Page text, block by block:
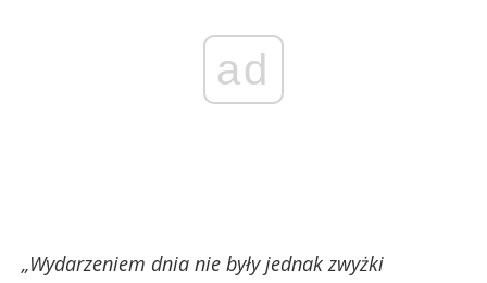
ad
„Wydarzeniem dnia nie były jednak zwyżki